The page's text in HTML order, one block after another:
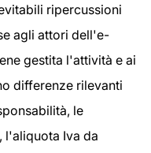
ripercussioni
agli attori dell'e-
gestita l'attività e ai
differenze rilevanti
le
l'aliquota Iva da